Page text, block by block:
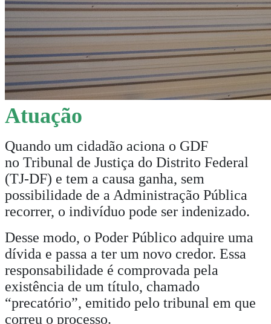
Atuação
Quando um cidadão aciona o GDF
no Tribunal de Justiça do Distrito Federal
(TJ-DF) e tem a causa ganha, sem
possibilidade de a Administração Pública
recorrer, o indivíduo pode ser indenizado.
Desse modo, o Poder Público adquire uma
dívida e passa a ter um novo credor. Essa
responsabilidade é comprovada pela
existência de um título, chamado
“precatório”, emitido pelo tribunal em que
correu o processo.